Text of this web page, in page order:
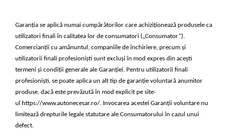
Cricuri Auto Hidraulice
Pneumatice si Trapezoidale
Cricuri hidraulice
Cricuri pneumatice
Cricuri trapezoidale
Feon Electric
Generatoare curent
Gresoare
Motocositoare si Motosape
Nivela laser
Pistol de vopsit
Pompe
Rotopercutoare si bormasini
Taiat gresie si faianta
Uz intern
Garanția se aplică numai cumpărătorilor care achiziționează produsele ca
utilizatori finali în calitatea lor de consumatori („Consumator”).
Comercianții cu amănuntul, companiile de închiriere, precum și
utilizatorii finali profesioniști sunt excluși în mod expres din acești
termeni și condiții generale ale Garanției. Pentru utilizatorii finali
profesioniști, se poate aplica un alt tip de garanție voluntară anumitor
produse, dacă este prevăzută în mod explicit pe site-
ul https://www.autonecesar.ro/. Invocarea acestei Garanții voluntare nu
limitează drepturile legale statutare ale Consumatorului în cazul unui
defect.